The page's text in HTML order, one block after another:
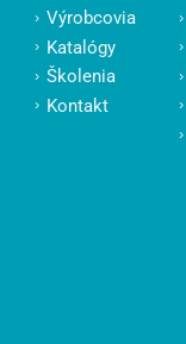
Výrobcovia
Katalógy
Školenia
Kontakt